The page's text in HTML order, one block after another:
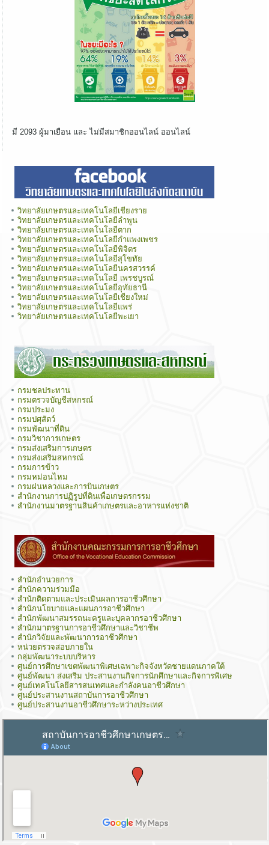
มี 2093 ผู้มาเยือน และ ไม่มีสมาชิกออนไลน์ ออนไลน์
วิทยาลัยเกษตรและเทคโนโลยีเชียงราย
วิทยาลัยเกษตรและเทคโนโลยีลำพูน
วิทยาลัยเกษตรและเทคโนโลยีตาก
วิทยาลัยเกษตรและเทคโนโลยีกำแพงเพชร
วิทยาลัยเกษตรและเทคโนโลยีพิจิตร
วิทยาลัยเกษตรและเทคโนโลยีสุโขทัย
วิทยาลัยเกษตรและเทคโนโลยีนครสวรรค์
วิทยาลัยเกษตรและเทคโนโลยี เพรชบูรณ์
วิทยาลัยเกษตรและเทคโนโลยีอุทัยธานี
วิทยาลัยเกษตรและเทคโนโลยีเชียงใหม่
วิทยาลัยเกษตรและเทคโนโลยีแพร่
วิทยาลัยเกษตรและเทคโนโลยีพะเยา
กรมชลประทาน
กรมตรวจบัญชีสหกรณ์
กรมประมง
กรมปศุสัตว์
กรมพัฒนาที่ดิน
กรมวิชาการเกษตร
กรมส่งเสริมการเกษตร
กรมส่งเสริมสหกรณ์
กรมการข้าว
กรมหม่อนไหม
กรมฝนหลวงและการบินเกษตร
สำนักงานการปฏิรูปที่ดินเพื่อเกษตรกรรม
สำนักงานมาตรฐานสินค้าเกษตรและอาหารแห่งชาติ
สำนักอำนวยการ
สำนักความร่วมมือ
สำนักติดตามและประเมินผลการอาชีวศึกษา
สำนักนโยบายและแผนการอาชีวศึกษา
สำนักพัฒนาสมรรถนะครูและบุคลากรอาชีวศึกษา
สำนักมาตรฐานการอาชีวศึกษาและวิชาชีพ
สำนักวิจัยและพัฒนาการอาชีวศึกษา
หน่วยตรวจสอบภายใน
กลุ่มพัฒนาระบบบริหาร
ศูนย์การศึกษาเขตพัฒนาพิเศษเฉพาะกิจจังหวัดชายแดนภาคใต้
ศูนย์พัฒนา ส่งเสริม ประสานงานกิจการนักศึกษาและกิจการพิเศษ
ศูนย์เทคโนโลยีสารสนเทศและกำลังคนอาชีวศึกษา
ศูนย์ประสานงานสถาบันการอาชีวศึกษา
ศูนย์ประสานงานอาชีวศึกษาระหว่างประเทศ